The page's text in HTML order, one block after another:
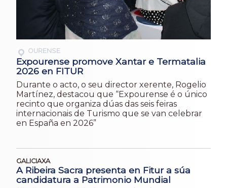
OURENSE
Expourense promove Xantar e Termatalia
2026 en FITUR
Durante o acto, o seu director xerente, Rogelio
Martínez, destacou que “Expourense é o único
recinto que organiza dúas das seis feiras
internacionais de Turismo que se van celebrar
en España en 2026”
GALICIAXA
A Ribeira Sacra presenta en Fitur a súa
candidatura a Patrimonio Mundial